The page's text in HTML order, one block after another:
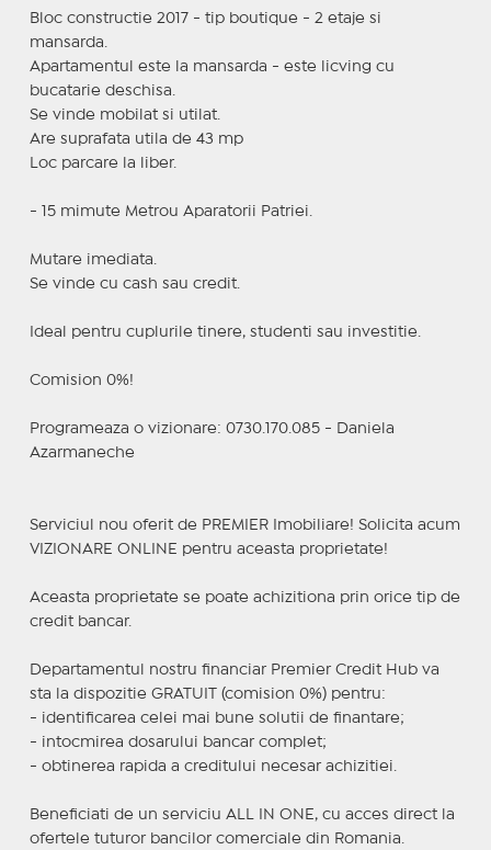
Bloc constructie 2017 - tip boutique - 2 etaje si
mansarda.
Apartamentul este la mansarda - este licving cu
bucatarie deschisa.
Se vinde mobilat si utilat.
Are suprafata utila de 43 mp
Loc parcare la liber.
- 15 mimute Metrou Aparatorii Patriei.
Mutare imediata.
Se vinde cu cash sau credit.
Ideal pentru cuplurile tinere, studenti sau investitie.
Comision 0%!
Programeaza o vizionare: 0730.170.085 - Daniela
Azarmaneche
Serviciul nou oferit de PREMIER Imobiliare! Solicita acum
VIZIONARE ONLINE pentru aceasta proprietate!
Aceasta proprietate se poate achizitiona prin orice tip de
credit bancar.
Departamentul nostru financiar Premier Credit Hub va
sta la dispozitie GRATUIT (comision 0%) pentru:
- identificarea celei mai bune solutii de finantare;
- intocmirea dosarului bancar complet;
- obtinerea rapida a creditului necesar achizitiei.
Beneficiati de un serviciu ALL IN ONE, cu acces direct la
ofertele tuturor bancilor comerciale din Romania.